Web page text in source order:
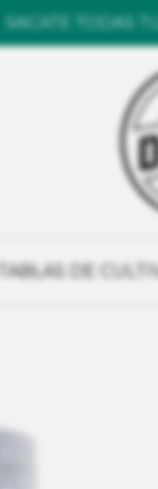
SACATE TODAS
TABLAS DE